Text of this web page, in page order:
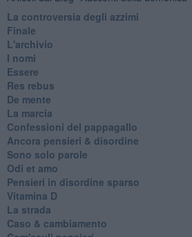
La controversia degli azzimi
Finale
L'archivio
I nomi
Essere
Res rebus
De mente
La marcia
Confessioni del pappagallo
Ancora pensieri & disordine
Sono solo parole
Odi et amo
Pensieri in disordine sparso
Vitamina D
La strada
Caso & cambiamento